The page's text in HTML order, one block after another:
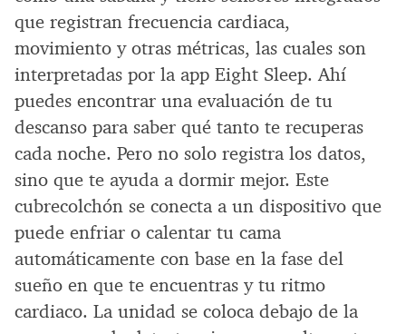
que registran frecuencia cardiaca,
movimiento y otras métricas, las cuales son
interpretadas por la app Eight Sleep. Ahí
puedes encontrar una evaluación de tu
descanso para saber qué tanto te recuperas
cada noche. Pero no solo registra los datos,
sino que te ayuda a dormir mejor. Este
cubrecolchón se conecta a un dispositivo que
puede enfriar o calentar tu cama
automáticamente con base en la fase del
sueño en que te encuentras y tu ritmo
cardiaco. La unidad se coloca debajo de la